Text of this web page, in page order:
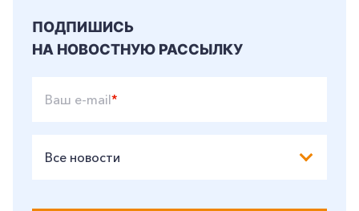
ПОДПИШИСЬ
НА НОВОСТНУЮ РАССЫЛКУ
Ваш e-mail*
Все новости